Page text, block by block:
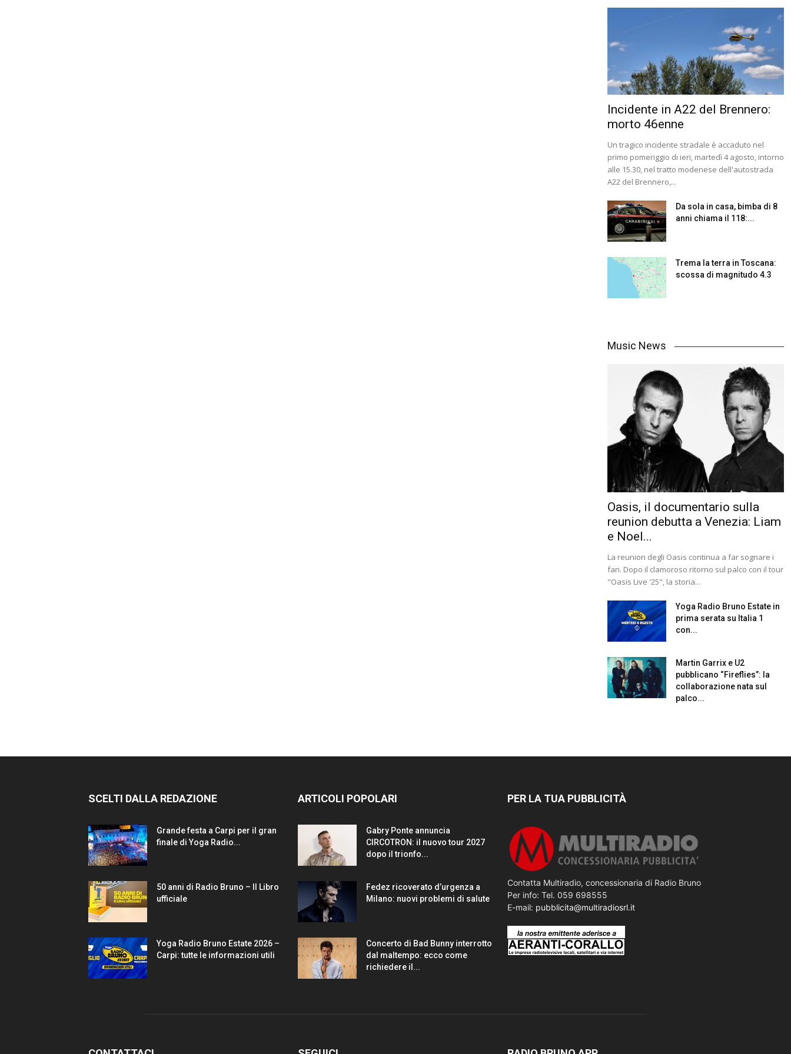
Incidente in A22 del Brennero:
morto 46enne
Un tragico incidente stradale è accaduto nel
primo pomeriggio di ieri, martedì 4 agosto, intorno
alle 15.30, nel tratto modenese dell'autostrada
A22 del Brennero,...
Da sola in casa, bimba di 8
anni chiama il 118:...
Trema la terra in Toscana:
scossa di magnitudo 4.3
Music News
Oasis, il documentario sulla
reunion debutta a Venezia: Liam
e Noel...
La reunion degli Oasis continua a far sognare i
fan. Dopo il clamoroso ritorno sul palco con il tour
"Oasis Live '25", la storia...
Yoga Radio Bruno Estate in
prima serata su Italia 1
con...
Martin Garrix e U2
pubblicano “Fireflies”: la
collaborazione nata sul
palco...
SCELTI DALLA REDAZIONE
Grande festa a Carpi per il gran
finale di Yoga Radio...
50 anni di Radio Bruno – Il Libro
ufficiale
Yoga Radio Bruno Estate 2026 –
Carpi: tutte le informazioni utili
ARTICOLI POPOLARI
Gabry Ponte annuncia
CIRCOTRON: il nuovo tour 2027
dopo il trionfo...
Fedez ricoverato d’urgenza a
Milano: nuovi problemi di salute
Concerto di Bad Bunny interrotto
dal maltempo: ecco come
richiedere il...
PER LA TUA PUBBLICITÀ
Contatta Multiradio, concessionaria di Radio Bruno
Per info: Tel. 059 698555
E-mail: pubblicita@multiradiosrl.it